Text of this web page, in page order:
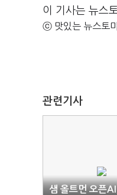
이 기사는 뉴스
ⓒ 맛있는 뉴스토
관련기사
샘 올트먼 오픈